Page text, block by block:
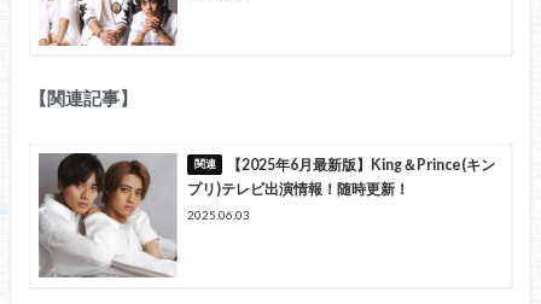
【関連記事】
【2025年6月最新版】King＆Prince(キン
プリ)テレビ出演情報！随時更新！
2025.06.03